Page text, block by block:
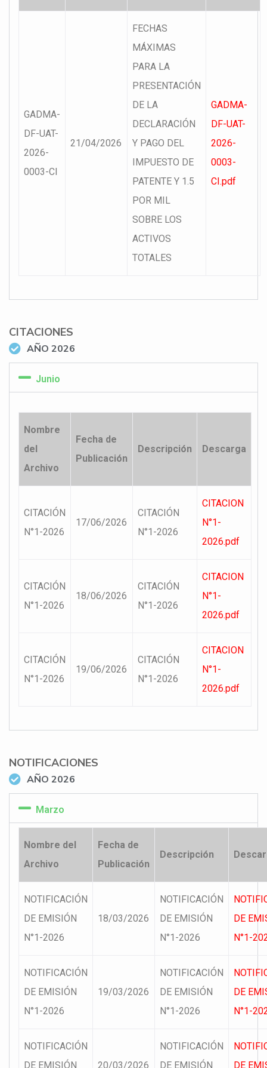
GADMA-
DF-UAT-
2026-
0003-CI
21/04/2026
FECHAS
MÁXIMAS
PARA LA
PRESENTACIÓN
DE LA
DECLARACIÓN
Y PAGO DEL
IMPUESTO DE
PATENTE Y 1.5
POR MIL
SOBRE LOS
ACTIVOS
TOTALES
GADMA-
DF-UAT-
2026-
0003-
CI.pdf
CITACIONES
AÑO 2026
Junio
Nombre
del
Archivo
Fecha de
Publicación
Descripción Descarga
CITACIÓN
N°1-2026
17/06/2026
CITACIÓN
N°1-2026
CITACION
N°1-
2026.pdf
CITACIÓN
N°1-2026
18/06/2026
CITACIÓN
N°1-2026
CITACION
N°1-
2026.pdf
CITACIÓN
N°1-2026
19/06/2026
CITACIÓN
N°1-2026
CITACION
N°1-
2026.pdf
NOTIFICACIONES
AÑO 2026
Marzo
Nombre del
Archivo
Fecha de
Publicación
Descripción
NOTIFICACIÓN
DE EMISIÓN
N°1-2026
18/03/2026
NOTIFICACIÓN
DE EMISIÓN
N°1-2026
DE
N°1-
NOTIFICACIÓN
DE EMISIÓN
N°1-2026
19/03/2026
NOTIFICACIÓN
DE EMISIÓN
N°1-2026
DE
N°1-
NOTIFICACIÓN
DE EMISIÓN
20/03/2026
NOTIFICACIÓN
DE EMISIÓN
DE